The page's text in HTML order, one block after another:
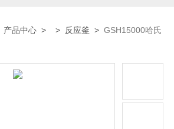
产品中心 > > 反应釜 >GSH15000哈氏